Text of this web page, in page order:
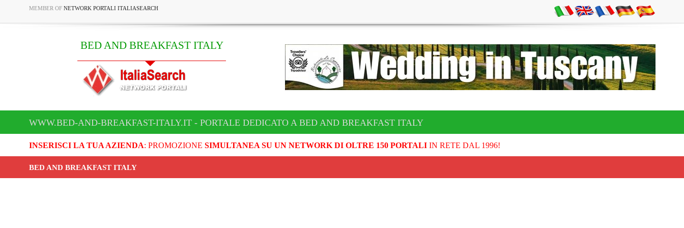
MEMBER OF NETWORK PORTALI ITALIASEARCH
BED AND BREAKFAST ITALY
WWW.BED-AND-BREAKFAST-ITALY.IT - PORTALE DEDICATO A BED AND BREAKFAST ITALY
INSERISCI LA TUA AZIENDA: PROMOZIONE SIMULTANEA SU UN NETWORK DI OLTRE 150 PORTALIIN RETE DAL 1996!
BED AND BREAKFAST ITALY